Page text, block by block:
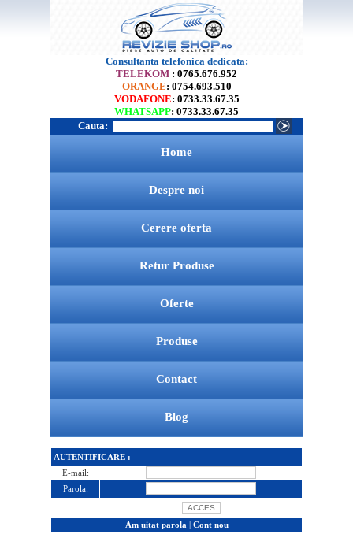
Consultanta telefonica dedicata:
TELEKOM : 0765.676.952
ORANGE: 0754.693.510
VODAFONE: 0733.33.67.35
WHATSAPP: 0733.33.67.35
Cauta:
Home
Despre noi
Cerere oferta
Retur Produse
Oferte
Produse
Contact
Blog
AUTENTIFICARE :
E-mail:
Parola:
Am uitat parola | Cont nou